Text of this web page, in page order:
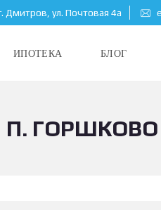
Дмитров, ул. Почтовая 4а
ИПОТЕКА БЛОГ
ГОРШКОВО